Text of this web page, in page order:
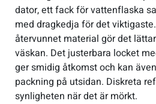
dator, ett fack för vattenflaska
med dragkedja för det
återvunnet material gör det
väskan. Det justerbara locket
ger smidig åtkomst och kan
packning på utsidan. Diskreta
synligheten när det är mörkt.